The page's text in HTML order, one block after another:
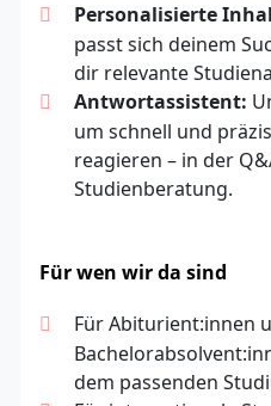
Personalisierte
passt sich deinem
dir relevante
Antwortassistent:
um schnell und
reagieren – in der
Studienberatung.
Für wen wir da sind
Für Abiturient:innen
dem passenden